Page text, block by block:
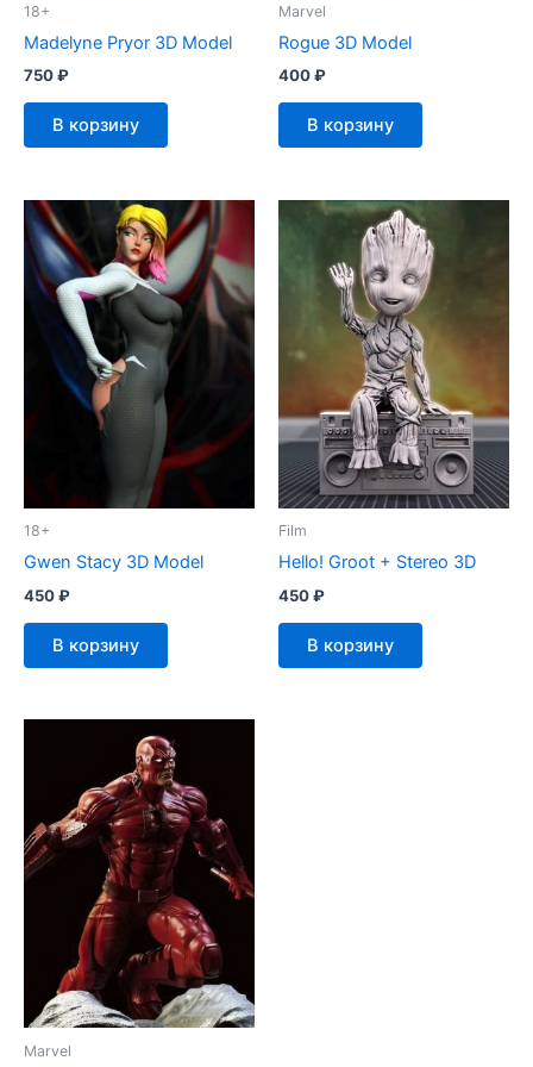
18+
Madelyne Pryor 3D Model
750₽
В корзину
Marvel
Rogue 3D Model
400₽
В корзину
18+
Gwen Stacy 3D Model
450₽
В корзину
Film
Hello! Groot + Stereo 3D
450₽
В корзину
Marvel